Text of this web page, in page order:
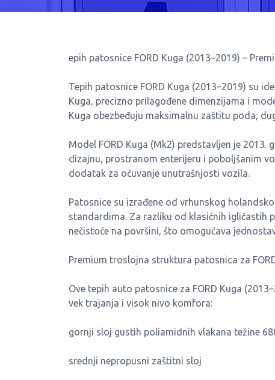
epih patosnice FORD Kuga (2013–2019) –
Tepih patosnice FORD Kuga (2013–2019) su
Kuga, precizno prilagođene dimenzijama i
Kuga obezbeđuju maksimalnu zaštitu poda,
Model FORD Kuga (Mk2) predstavljen je
dizajnu, prostranom enterijeru i poboljšanim
dodatak za očuvanje unutrašnjosti vozila.
Patosnice su izrađene od vrhunskog
standardima. Za razliku od klasičnih igličastih
nečistoće na površini, što omogućava
Premium troslojna struktura patosnica za
Ove tepih auto patosnice za FORD Kuga
vek trajanja i visok nivo komfora:
gornji sloj gustih poliamidnih vlakana težine
srednji nepropusni zaštitni sloj